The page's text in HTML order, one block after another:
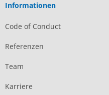
Informationen
Code of Conduct
Referenzen
Team
Karriere